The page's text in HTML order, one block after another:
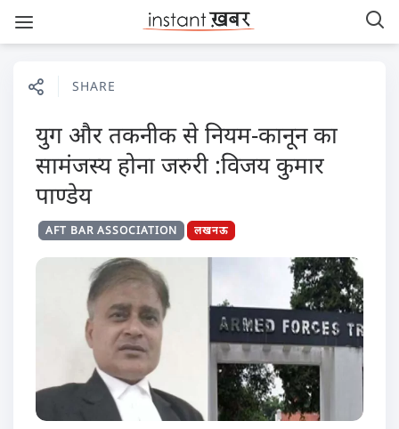
SHARE
युग और तकनीक से नियम-कानून का
सामंजस्य होना जरुरी :विजय कुमार
पाण्डेय
AFT BAR ASSOCIATION लखनऊ